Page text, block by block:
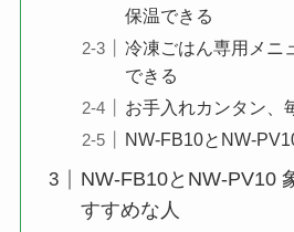
保温できる
冷凍ごはん専用メニ
できる
お手入れカンタン、
NW-FB10とNW-
NW-FB10とNW-PV10
すすめな人